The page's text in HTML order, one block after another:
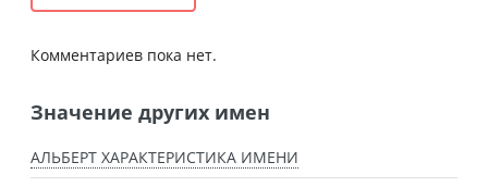
Комментариев пока нет.
Значение других имен
АЛЬБЕРТ ХАРАКТЕРИСТИКА ИМЕНИ